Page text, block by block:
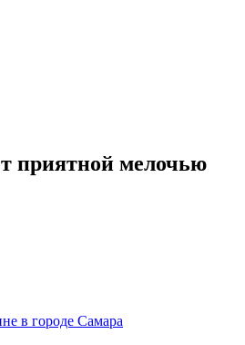
приятной мелочью